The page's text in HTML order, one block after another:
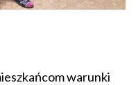
warunki